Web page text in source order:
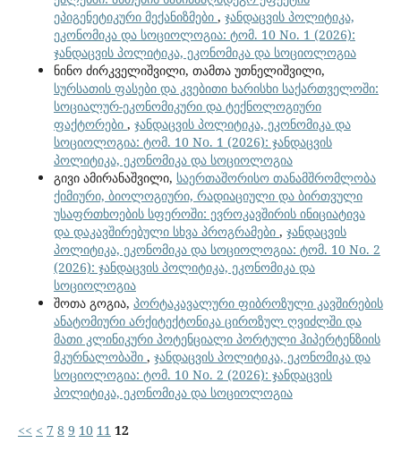
ეპიგენეტიკური მექანიზმები , ჯანდაცვის პოლიტიკა,
ეკონომიკა და სოციოლოგია: ტომ. 10 No. 1 (2026):
ჯანდაცვის პოლიტიკა, ეკონომიკა და სოციოლოგია
ნინო ძირკველიშვილი, თამთა უთნელიშვილი,
სურსათის ფასები და კვებითი ხარისხი საქართველოში:
სოციალურ-ეკონომიკური და ტექნოლოგიური
ფაქტორები , ჯანდაცვის პოლიტიკა, ეკონომიკა და
სოციოლოგია: ტომ. 10 No. 1 (2026): ჯანდაცვის
პოლიტიკა, ეკონომიკა და სოციოლოგია
გივი ამირანაშვილი, საერთაშორისო თანამშრომლობა
ქიმიური, ბიოლოგიური, რადიაციული და ბირთვული
უსაფრთხოების სფეროში: ევროკავშირის ინიციატივა
და დაკავშირებული სხვა პროგრამები , ჯანდაცვის
პოლიტიკა, ეკონომიკა და სოციოლოგია: ტომ. 10 No. 2
(2026): ჯანდაცვის პოლიტიკა, ეკონომიკა და
სოციოლოგია
შოთა გოგია, პორტაკავალური ფიბროზული კავშირების
ანატომიური არქიტექტონიკა ციროზულ ღვიძლში და
მათი კლინიკური პოტენციალი პორტული ჰიპერტენზიის
მკურნალობაში , ჯანდაცვის პოლიტიკა, ეკონომიკა და
სოციოლოგია: ტომ. 10 No. 2 (2026): ჯანდაცვის
პოლიტიკა, ეკონომიკა და სოციოლოგია
<< < 7 8 9 10 11 12